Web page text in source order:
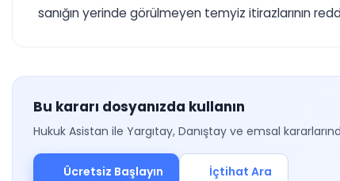
sanığın yerinde görülmeyen temyiz itirazlarının
Bu kararı dosyanızda kullanın
Hukuk Asistan ile Yargıtay, Danıştay ve emsal
Ücretsiz Başlayın İçtihat Ara